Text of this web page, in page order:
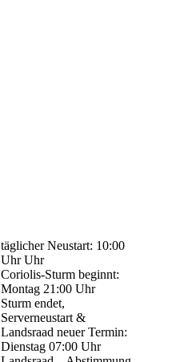
täglicher Neustart: 10:00
Uhr Uhr
Coriolis-Sturm beginnt:
Montag 21:00 Uhr
Sturm endet,
Serverneustart &
Landsraad neuer Termin:
Dienstag 07:00 Uhr